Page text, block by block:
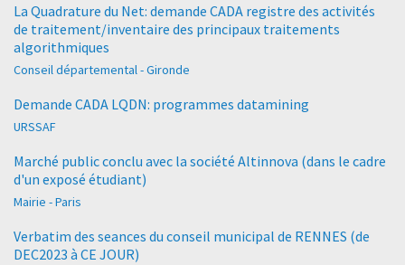
La Quadrature du Net: demande CADA registre des activités
de traitement/inventaire des principaux traitements
algorithmiques
Conseil départemental - Gironde
Demande CADA LQDN: programmes datamining
URSSAF
Marché public conclu avec la société Altinnova (dans le cadre
d'un exposé étudiant)
Mairie - Paris
Verbatim des seances du conseil municipal de RENNES (de
DEC2023 à CE JOUR)